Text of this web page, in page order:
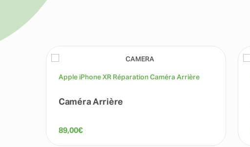
Apple iPhone XR Réparation Caméra Arrière
Caméra Arrière
89,00€